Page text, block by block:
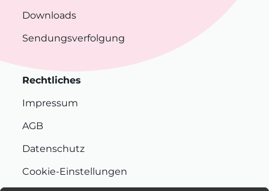
Downloads
Sendungsverfolgung
Rechtliches
Impressum
AGB
Datenschutz
Cookie-Einstellungen